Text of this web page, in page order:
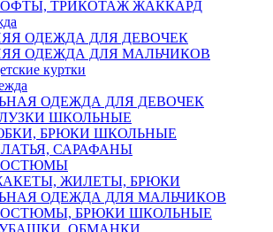
ТРИКОТАЖ ЖАККАРД
ОДЕЖДА ДЛЯ ДЕВОЧЕК
ОДЕЖДА ДЛЯ МАЛЬЧИКОВ
куртки
ОДЕЖДА ДЛЯ ДЕВОЧЕК
ШКОЛЬНЫЕ
БРЮКИ ШКОЛЬНЫЕ
САРАФАНЫ
ЖИЛЕТЫ, БРЮКИ
ОДЕЖДА ДЛЯ МАЛЬЧИКОВ
БРЮКИ ШКОЛЬНЫЕ
ОБМАНКИ